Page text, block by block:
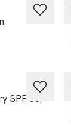
SPF 50,